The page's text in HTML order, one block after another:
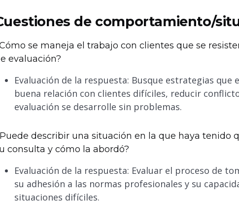
de comportamiento/
se maneja el trabajo con clientes que se
evaluación?
Evaluación de la respuesta: Busque estrategias
buena relación con clientes difíciles, reducir
evaluación se desarrolle sin problemas.
describir una situación en la que haya tenido
consulta y cómo la abordó?
Evaluación de la respuesta: Evaluar el proceso de
su adhesión a las normas profesionales y su
situaciones difíciles.